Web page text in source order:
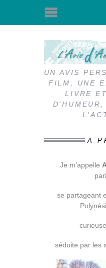
UN AVIS
FILM, UNE
LIVRE
A
Je m’appelle
se partageant
séduite par les